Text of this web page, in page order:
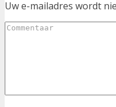
Uw e-mailadres wordt